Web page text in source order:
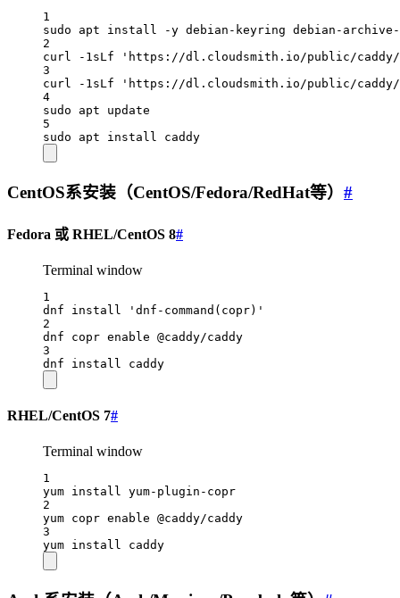
1
sudo
apt install -y debian-keyring debian-
2
curl
-1sLf
'https://dl.cloudsmith.io/public/
3
curl
-1sLf
'https://dl.cloudsmith.io/public/
4
sudo
apt
update
5
sudo
apt install caddy
CentOS系安装（CentOS/Fedora/RedHat等） #
Fedora 或 RHEL/CentOS 8#
Terminal window
1
dnf
install
'dnf-command(copr)'
2
dnf
copr enable @caddy/caddy
3
dnf
install caddy
RHEL/CentOS 7#
Terminal window
1
yum install
yum-plugin-copr
2
yum copr enable @caddy/caddy
3
yum install caddy